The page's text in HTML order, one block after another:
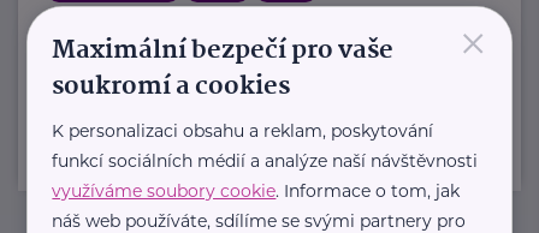
Další články ×
Maximální bezpečí pro vaše
soukromí a cookies
K personalizaci obsahu a reklam, poskytování
funkcí sociálních médií a analýze naší návštěvnosti
využíváme soubory cookie. Informace o tom, jak
náš web používáte, sdílíme se svými partnery pro